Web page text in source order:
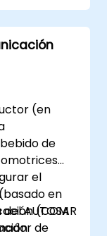
(en
de
el
en
(COM
de
AUTOSAR